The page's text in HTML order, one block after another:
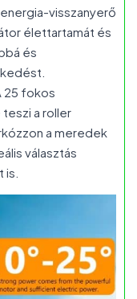
visszanyerő
élettartamát és
és
25 fokos
a roller
a meredek
választás